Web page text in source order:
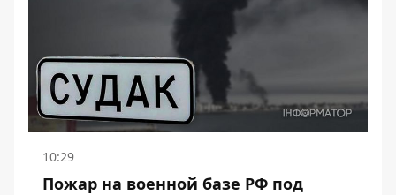
10:29
Пожар на военной базе РФ под